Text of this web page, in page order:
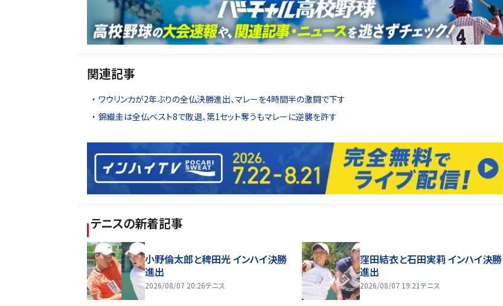
関連記事
ワウリンカが2年ぶりの全仏決勝進出、マレーを4時間半の激闘で下す
錦織圭は全仏ベスト8で敗退、第1セット奪うもマレーに逆襲を許す
テニスの新着記事
小野倫太郎と稗田光 インハイ決勝
進出
2026/08/07 20:26テニス
窪田結衣と石田実莉 インハイ決勝
進出
2026/08/07 19:21テニス